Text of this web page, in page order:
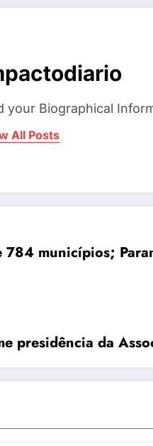
your Biographical
All Posts
784 municípios;
presidência da